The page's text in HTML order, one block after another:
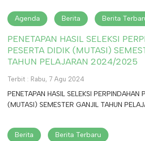
Agenda Berita Berita
PENETAPAN HASIL SELEKSI
PESERTA DIDIK (MUTASI)
TAHUN PELAJARAN 2024/2025
Terbit : Rabu, 7 Agu 2024
PENETAPAN HASIL SELEKSI PERPINDAHAN
(MUTASI) SEMESTER GANJIL TAHUN
Berita Berita Terbaru